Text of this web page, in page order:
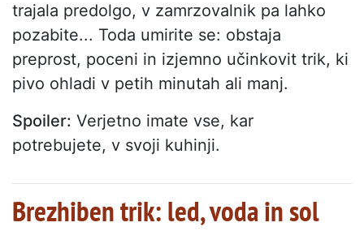
trajala predolgo, v zamrzovalnik pa lahko
pozabite... Toda umirite se: obstaja
preprost, poceni in izjemno učinkovit trik, ki
pivo ohladi v petih minutah ali manj.
Spoiler: Verjetno imate vse, kar
potrebujete, v svoji kuhinji.
Brezhiben trik: led, voda in sol